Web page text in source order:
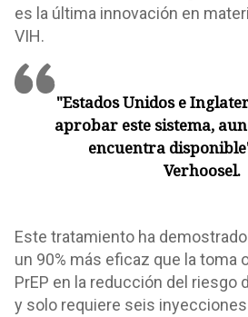
es la última innovación en
VIH.
"Estados Unidos e
aprobar este sistema,
encuentra
Verhoosel.
Este tratamiento ha
un 90% más eficaz que la toma
PrEP en la reducción del riesgo
y solo requiere seis inyecciones